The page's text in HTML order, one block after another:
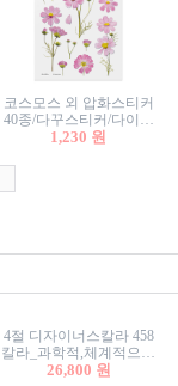
코스모스 외 압화스티커
40종/다꾸스티커/다이어
리꾸미기/꽃스티커/자연
1,230 원
4절 디자이너스칼라 458
칼라_과학적,체계적으로
분류된 200색을 갖춘 색지
26,800 원